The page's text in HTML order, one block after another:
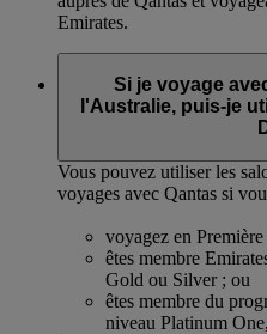
Emirates.
Si je voyage
l'Australie, puis-je
Vous pouvez utiliser les
voyages avec Qantas si
voyagez en
êtes membre
Gold ou Silver ; ou
êtes membre du
niveau Platinum